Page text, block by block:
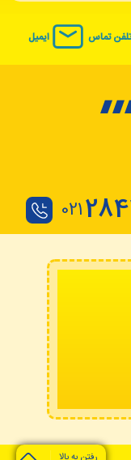
تلفن تماس ایمیل
021